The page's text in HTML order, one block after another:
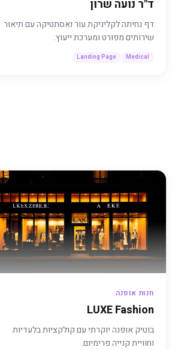
ד"ר נועה שרון
דף נחיתה לקליניקת עור ואסתטיקה עם תיאור
שירותים מפורט ומערכת ייעוץ.
Medical
Landing Page
חנות אופנה
LUXE Fashion
בוטיק אופנה יוקרתי עם קולקציות בלעדיות
וחוויית קנייה פרימיום.